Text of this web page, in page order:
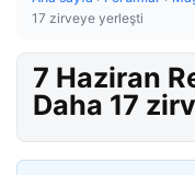
17 zirveye yerleşti
7 Haziran
Daha 17